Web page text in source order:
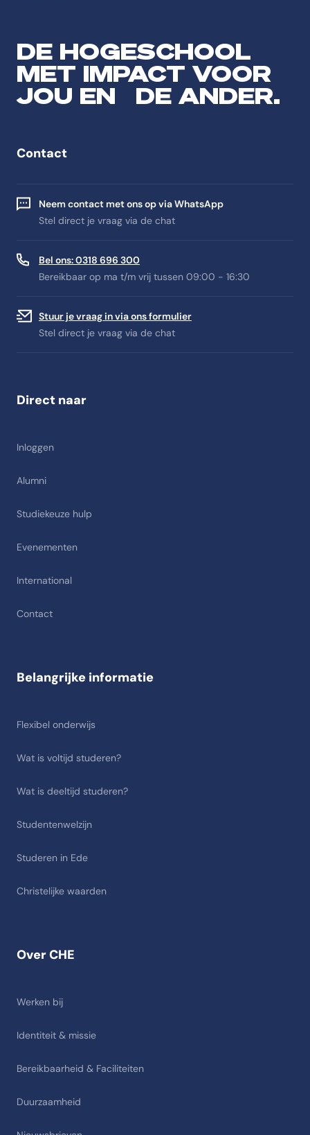
DE HOGESCHOOL
MET IMPACT VOOR
JOU EN DE ANDER.
Contact
Neem contact met ons op via WhatsApp
Stel direct je vraag via de chat
Bel ons: 0318 696 300
Bereikbaar op ma t/m vrij tussen 09:00 - 16:30
Stuur je vraag in via ons formulier
Stel direct je vraag via de chat
Direct naar
Inloggen
Alumni
Studiekeuze hulp
Evenementen
International
Contact
Over CHE
Werken bij
Identiteit & missie
Bereikbaarheid & Faciliteiten
Duurzaamheid
Belangrijke informatie
Flexibel onderwijs
Wat is voltijd studeren?
Wat is deeltijd studeren?
Studentenwelzijn
Studeren in Ede
Christelijke waarden